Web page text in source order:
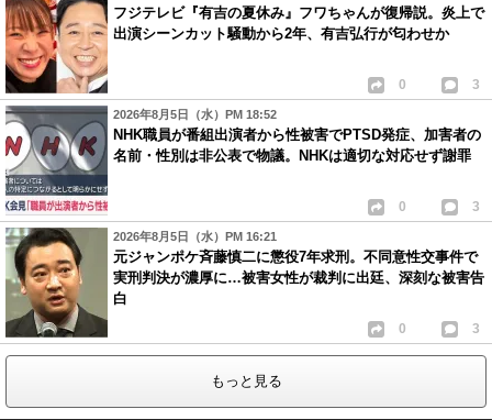
フジテレビ『有吉の夏休み』フワちゃんが復帰説。炎上で
出演シーンカット騒動から2年、有吉弘行が匂わせか
0 3
2026年8月5日（水）PM 18:52
NHK職員が番組出演者から性被害でPTSD発症、加害者の
名前・性別は非公表で物議。NHKは適切な対応せず謝罪
0 3
2026年8月5日（水）PM 16:21
元ジャンポケ斉藤慎二に懲役7年求刑。不同意性交事件で
実刑判決が濃厚に…被害女性が裁判に出廷、深刻な被害告
白
0 3
もっと見る